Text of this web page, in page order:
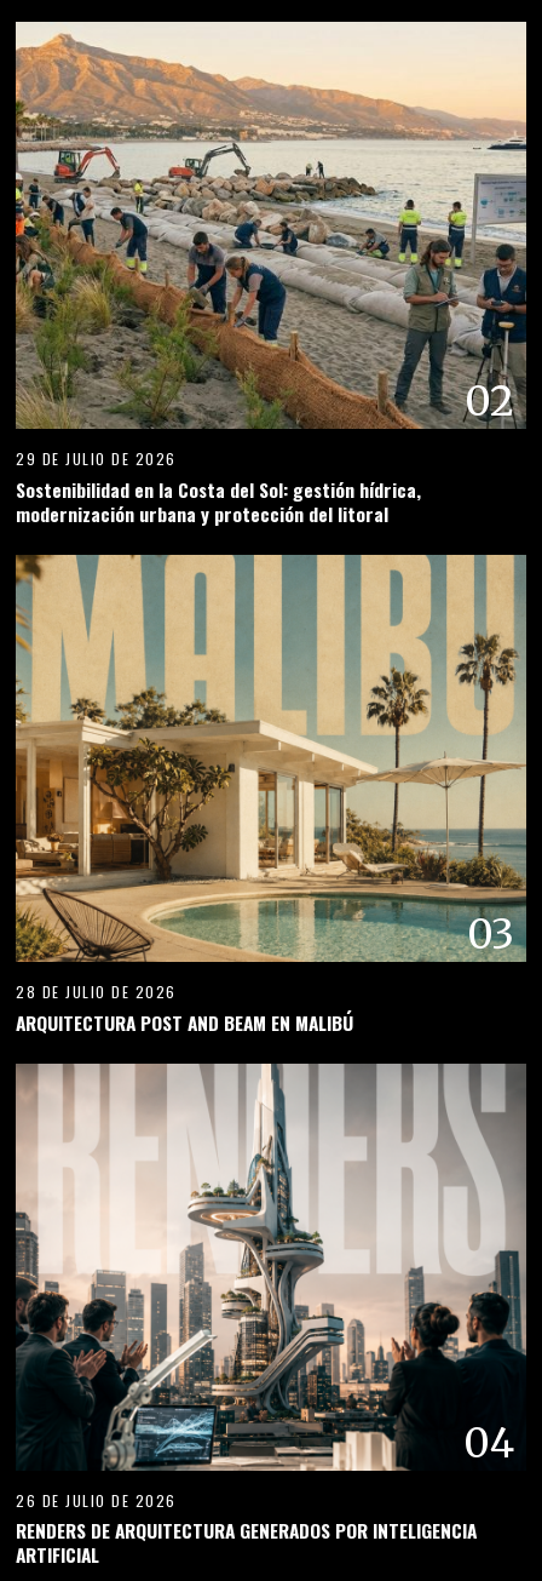
02
29 DE JULIO DE 2026
Sostenibilidad en la Costa del Sol: gestión hídrica,
modernización urbana y protección del litoral
03
28 DE JULIO DE 2026
ARQUITECTURA POST AND BEAM EN MALIBÚ
04
26 DE JULIO DE 2026
RENDERS DE ARQUITECTURA GENERADOS POR INTELIGENCIA
ARTIFICIAL